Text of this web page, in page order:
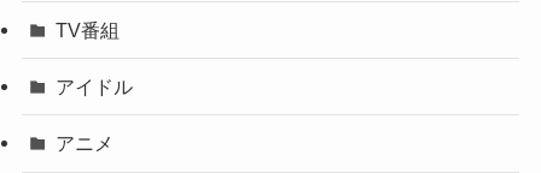
TV番組
アイドル
アニメ